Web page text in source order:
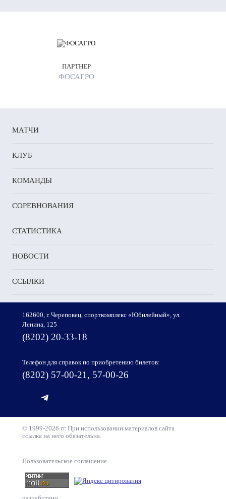
ПАРТНЕР
ФОСАГРО
МАТЧИ
КЛУБ
КОМАНДЫ
СОРЕВНОВАНИЯ
СТАТИСТИКА
НОВОСТИ
ССЫЛКИ
162600, г. Череповец, спорткомплекс «Юбилейный», ул.
Ленина, 125
(8202) 20-33-18
Телефон для справок по приобретению билетов:
(8202) 57-00-21, 57-00-26
© 1999-2026 гг. При использовании материалов сайта
ссылка на него обязательна.
Пользовательское соглашение